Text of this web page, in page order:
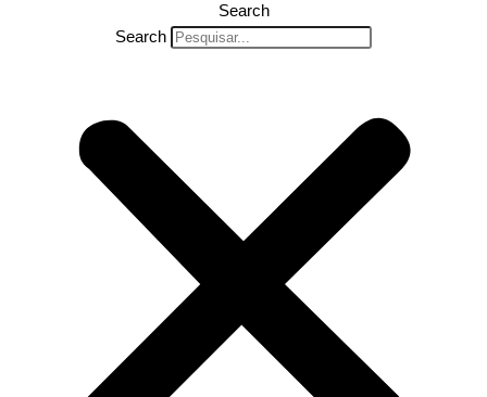
Search
Search